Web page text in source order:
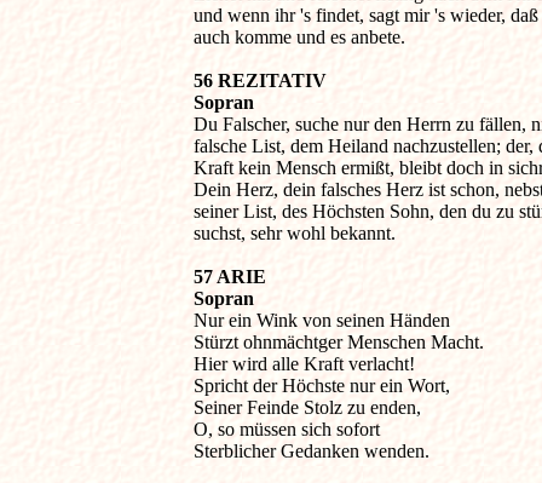
und wenn ihr 's findet, sagt mir 's wieder,
auch komme und es anbete.
56 REZITATIV
Sopran
Du Falscher, suche nur den Herrn zu fällen,
falsche List, dem Heiland nachzustellen; der,
Kraft kein Mensch ermißt, bleibt doch in
Dein Herz, dein falsches Herz ist schon,
seiner List, des Höchsten Sohn, den du zu
suchst, sehr wohl bekannt.
57 ARIE
Sopran
Nur ein Wink von seinen Händen
Stürzt ohnmächtger Menschen Macht.
Hier wird alle Kraft verlacht!
Spricht der Höchste nur ein Wort,
Seiner Feinde Stolz zu enden,
O, so müssen sich sofort
Sterblicher Gedanken wenden.